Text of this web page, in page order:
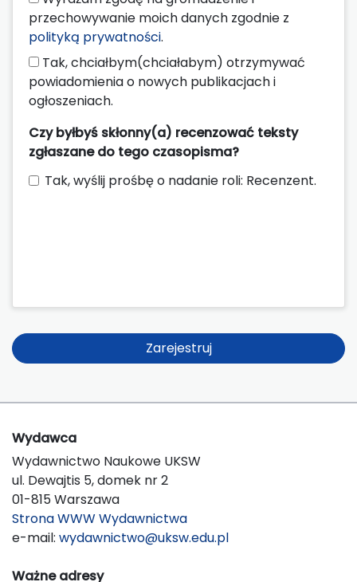
przechowywanie moich danych zgodnie z
polityką prywatności.
powiadomienia o nowych publikacjach i
ogłoszeniach.
Czy byłbyś skłonny(a) recenzować teksty
zgłaszane do tego czasopisma?
Tak, wyślij prośbę o nadanie roli: Recenzent.
Zarejestruj
Wydawca
Wydawnictwo Naukowe UKSW
ul. Dewajtis 5, domek nr 2
01-815 Warszawa
Strona WWW Wydawnictwa
e-mail: wydawnictwo@uksw.edu.pl
Ważne adresy